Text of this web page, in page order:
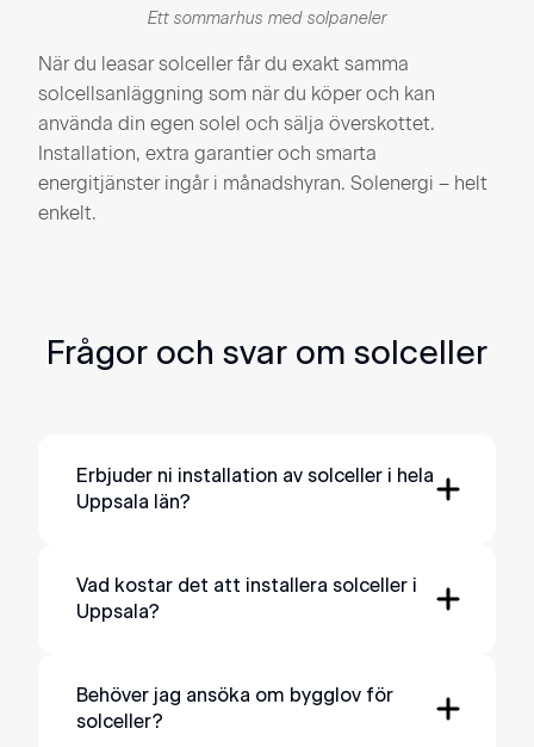
Ett sommarhus med solpaneler
När du leasar solceller får du exakt samma
solcellsanläggning som när du köper och kan
använda din egen solel och sälja överskottet.
Installation, extra garantier och smarta
energitjänster ingår i månadshyran. Solenergi – helt
enkelt.
Frågor och svar om solceller
Erbjuder ni installation av solceller i hela
Uppsala län?
i hela länet. Bor du i någon av dessa
kommuner ingår du i Uppsala län:
Håbo
Knivsta
Vad kostar det att installera solceller i
Uppsala?
kostnaden blir för din installation. Bland
annat din taktyp och hur ställningsbygget
Behöver jag ansöka om bygglov för
solceller?